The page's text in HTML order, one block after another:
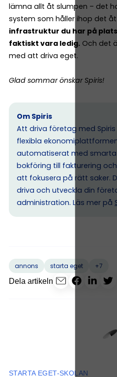
lämna allt åt slumpen – det
system som håller ihop det
infrastruktur du har på
faktiskt vara ledig. Och det
med att driva eget.
Glad sommar önskar Spiris!
Om Spiris
Att driva företag med Spiris
flexibla
automatiserat med
bokföring till fakturering
att fokusera på rätt saker.
driva och utveckla din
administration. Läs mer på
annons starta eget
+7
Dela artikeln
STARTA EGET-SKOLAN